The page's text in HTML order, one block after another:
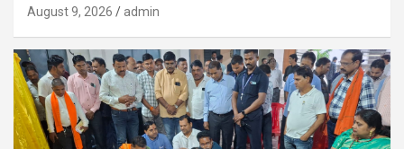
August 9, 2026 admin